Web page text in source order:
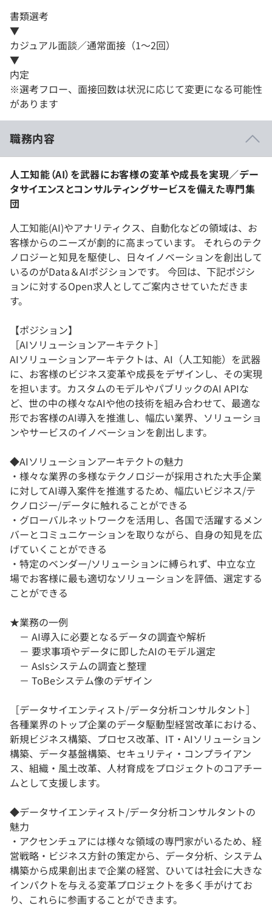
書類選考
▼
カジュアル面談／通常面接（1～2回）
▼
内定
※選考フロー、面接回数は状況に応じて変更になる可能性
があります
職務内容
人工知能（AI）を武器にお客様の変革や成長を実現／デー
タサイエンスとコンサルティングサービスを備えた専門集
団
人工知能(AI)やアナリティクス、自動化などの領域は、お
客様からのニーズが劇的に高まっています。 それらのテク
ノロジーと知見を駆使し、日々イノベーションを創出して
いるのがData＆AIポジションです。 今回は、下記ポジシ
ョンに対するOpen求人としてご案内させていただきま
す。
【ポジション】
［AIソリューションアーキテクト］
AIソリューションアーキテクトは、AI（人工知能）を武器
に、お客様のビジネス変革や成長をデザインし、その実現
を担います。カスタムのモデルやパブリックのAI APIな
ど、世の中の様々なAIや他の技術を組み合わせて、最適な
形でお客様のAI導入を推進し、幅広い業界、ソリューショ
ンやサービスのイノベーションを創出します。
◆AIソリューションアーキテクトの魅力
・様々な業界の多様なテクノロジーが採用された大手企業
に対してAI導入案件を推進するため、幅広いビジネス/テ
クノロジー/データに触れることができる
・グローバルネットワークを活用し、各国で活躍するメン
バーとコミュニケーションを取りながら、自身の知見を広
げていくことができる
・特定のベンダー/ソリューションに縛られず、中立な立
場でお客様に最も適切なソリューションを評価、選定する
ことができる
★業務の一例
－ AI導入に必要となるデータの調査や解析
－ 要求事項やデータに即したAIのモデル選定
－ AsIsシステムの調査と整理
－ ToBeシステム像のデザイン
［データサイエンティスト/データ分析コンサルタント］
各種業界のトップ企業のデータ駆動型経営改革における、
新規ビジネス構築、プロセス改革、IT・AIソリューション
構築、データ基盤構築、セキュリティ・コンプライアン
ス、組織・風土改革、人材育成をプロジェクトのコアチー
ムとして支援します。
◆データサイエンティスト/データ分析コンサルタントの
魅力
・アクセンチュアには様々な領域の専門家がいるため、経
営戦略・ビジネス方針の策定から、データ分析、システム
構築から成果創出まで企業の経営、ひいては社会に大きな
インパクトを与える変革プロジェクトを多く手がけてお
り、これらに参画することができます。